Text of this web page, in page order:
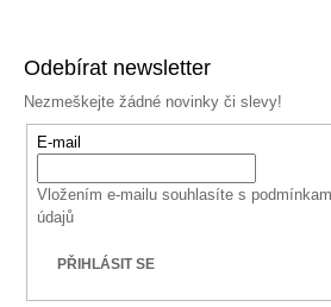
Odebírat newsletter
Nezmeškejte žádné novinky či slevy!
E-mail
Vložením e-mailu souhlasíte s
údajů
PŘIHLÁSIT SE